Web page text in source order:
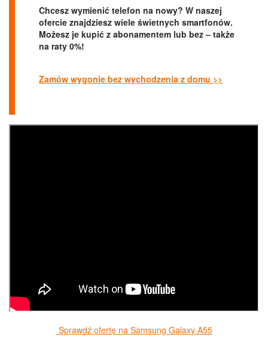
Chcesz wymienić telefon na nowy? W naszej
ofercie znajdziesz wiele świetnych smartfonów.
Możesz je kupić z abonamentem lub bez – także
na raty 0%!
Zamów wygonie bez wychodzenia z domu >>
Sprawdź ofertę na Samsung Galaxy A55